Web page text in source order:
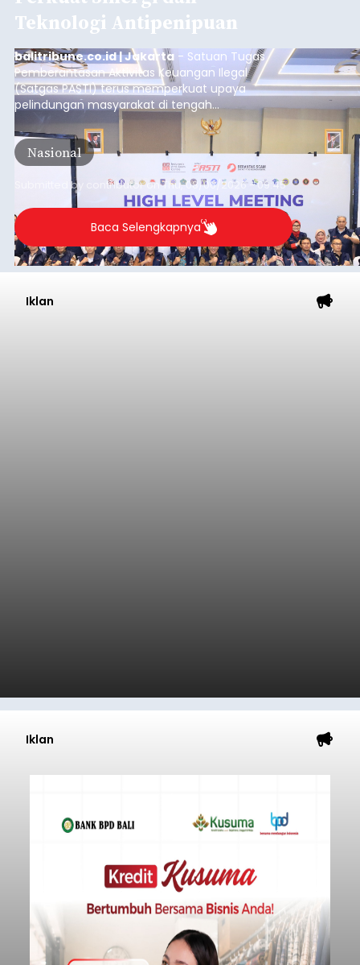
Teknologi Antipenipuan
balitribune.co.id | Jakarta - Satuan Tugas
Pemberantasan Aktivitas Keuangan Ilegal
(Satgas PASTI) terus memperkuat upaya
pelindungan masyarakat di tengah
meningkatnya ancaman penipuan digital yang
semakin kompleks.
Nasional
Submitted by contributoronThu, 08/06/2026 - 09:45
Baca Selengkapnya
Iklan
Iklan
Usut Pengeroyokan Maut di
Tabanan, Polisi Periksa 30
Saksi dan Minta Keterangan
balitribune.co.id | Tabanan
- Penyidik Polres
Tabanan terus mendalami kasus pengeroyokan
maut terhadap terduga maling ayam di Banjar